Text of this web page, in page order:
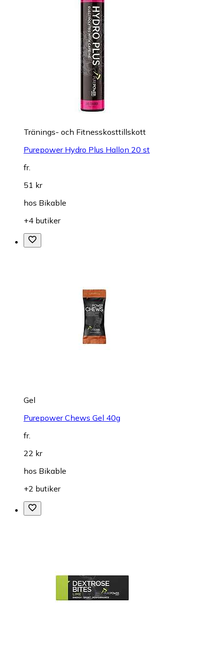
Tränings- och Fitnesskosttillskott
Purepower Hydro Plus Hallon 20 st
fr.
51 kr
hos Bikable
+4 butiker
Gel
Purepower Chews Gel 40g
fr.
22 kr
hos Bikable
+2 butiker